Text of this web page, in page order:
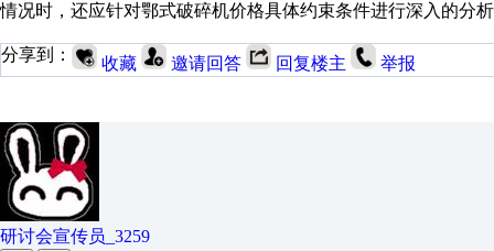
情况时，还应针对鄂式破碎机价格具体约束条件进行深入的分
分享到： 收藏 邀请回答 回复楼主 举报
研讨会宣传员_3259